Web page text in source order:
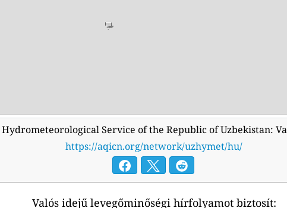
Service of the Republic of Uzbekistan:
https://aqicn.org/network/uzhymet/hu/
Valós idejű levegőminőségi hírfolyamot biztosít: